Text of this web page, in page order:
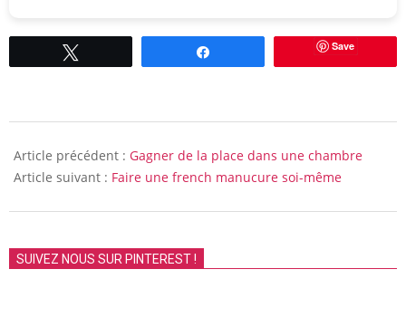
Save
06-
16
Article précédent : Gagner de la place dans une chambre
Article suivant : Faire une french manucure soi-même
SUIVEZ NOUS SUR PINTEREST !